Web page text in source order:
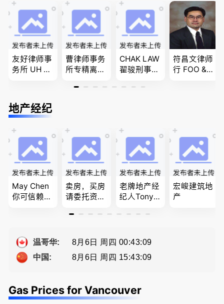
商业移民，
名校申请
民和魁北克
PEQ60472
08731
问题
友好律师事
务所 UH LA
温哥华，公
司商业、收
姻家庭、遗
嘱遗产
曹律师事务
所专精离
婚前协议，
买卖
CHAK LAW
翟骏刑事交
刑事辩护/
符昌文律师
行 FOO & C
地产经纪
May Chen
你可信赖的
服务
卖房，买房
请委托资深
Summer Sh
评
老牌地产经
纪人Tony L
经验买卖
佣
宏峻建筑地
产
温哥华:
8月6日 周四 00:43:09
中国:
8月6日 周四 15:43:09
Gas Prices for Vancouver